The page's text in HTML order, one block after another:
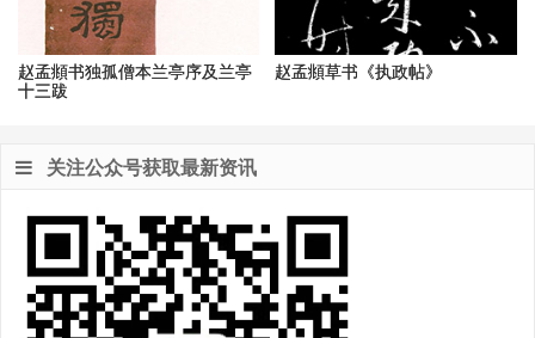
赵孟頫书独孤僧本兰亭序及兰亭
十三跋
赵孟頫草书《执政帖》
关注公众号获取最新资讯